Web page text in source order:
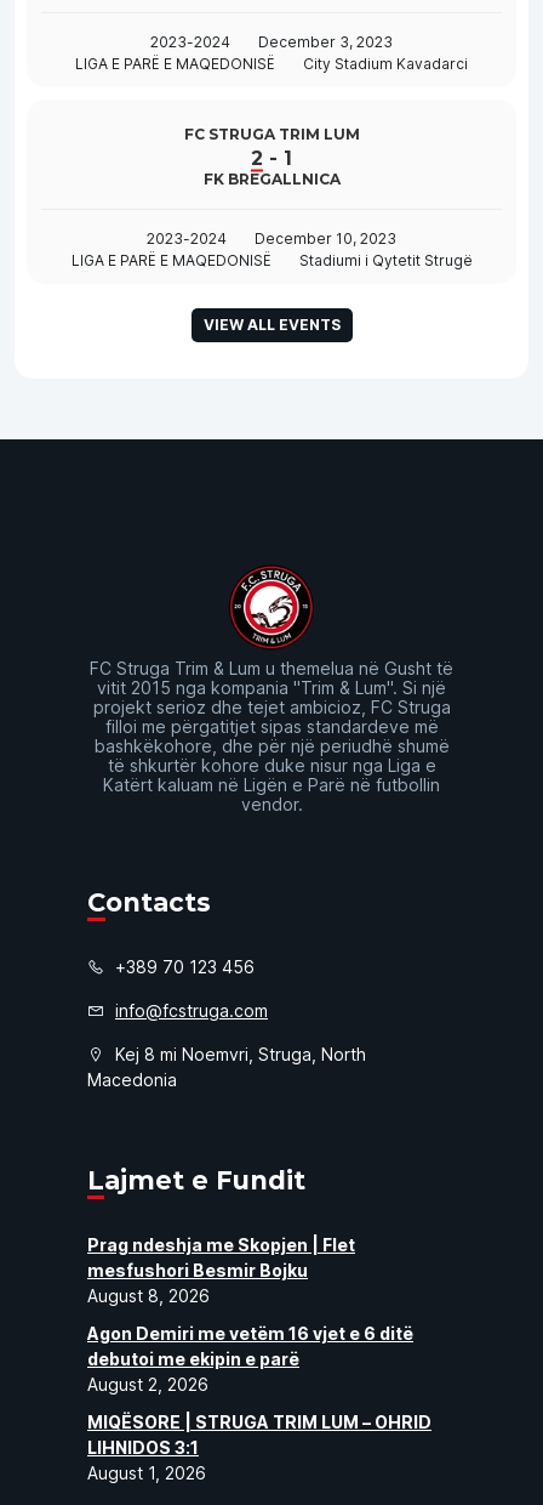
2023-2024
December 3, 2023
LIGA E PARË E MAQEDONISË
City Stadium Kavadarci
FC STRUGA TRIM LUM
2 - 1
FK BREGALLNICA
2023-2024
December 10, 2023
LIGA E PARË E MAQEDONISË
Stadiumi i Qytetit Strugë
VIEW ALL EVENTS
FC Struga Trim & Lum u themelua në Gusht të
vitit 2015 nga kompania "Trim & Lum". Si një
projekt serioz dhe tejet ambicioz, FC Struga
filloi me përgatitjet sipas standardeve më
bashkëkohore, dhe për një periudhë shumë
të shkurtër kohore duke nisur nga Liga e
Katërt kaluam në Ligën e Parë në futbollin
vendor.
Contacts
+389 70 123 456
info@fcstruga.com
Kej 8 mi Noemvri, Struga, North
Macedonia
Lajmet e Fundit
Prag ndeshja me Skopjen | Flet
mesfushori Besmir Bojku
August 8, 2026
Agon Demiri me vetëm 16 vjet e 6 ditë
debutoi me ekipin e parë
August 2, 2026
MIQËSORE | STRUGA TRIM LUM – OHRID
LIHNIDOS 3:1
August 1, 2026